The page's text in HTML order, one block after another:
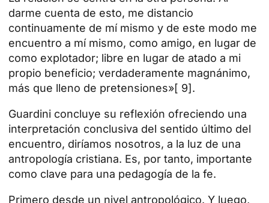
darme cuenta de esto, me distancio
continuamente de mí mismo y de este modo me
encuentro a mí mismo, como amigo, en lugar de
como explotador; libre en lugar de atado a mi
propio beneficio; verdaderamente magnánimo,
más que lleno de pretensiones»[ 9].
Guardini concluye su reflexión ofreciendo una
interpretación conclusiva del sentido último del
encuentro, diríamos nosotros, a la luz de una
antropología cristiana. Es, por tanto, importante
como clave para una pedagogía de la fe.
Primero desde un nivel antropológico. Y luego,